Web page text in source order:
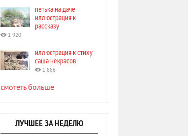
петька на даче
иллюстрация к
рассказу
1 920
иллюстрация к стиху
саша некрасов
1 886
смотеть больше
ЛУЧШЕЕ ЗА НЕДЕЛЮ